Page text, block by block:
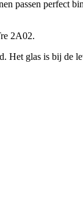
passen perfect
2A02.
Het glas is bij de